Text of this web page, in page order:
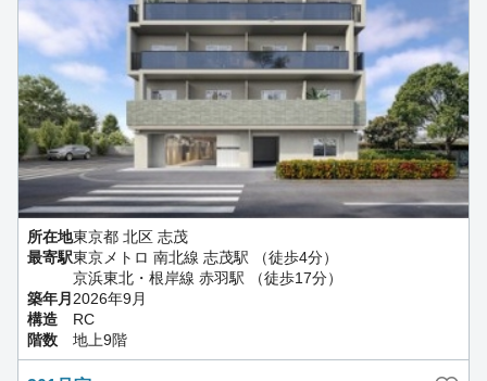
所在地東京都 北区 志茂
最寄駅東京メトロ 南北線 志茂駅 （徒歩4分）
京浜東北・根岸線 赤羽駅 （徒歩17分）
築年月 2026年9月
構造
RC
階数
地上9階